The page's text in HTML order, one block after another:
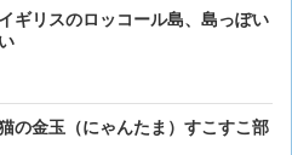
イギリスのロッコール島、島っぽい
猫の金玉（にゃんたま）すこすこ部
【画像】 アメリカのケー
【動画】男性、ロバにちょ